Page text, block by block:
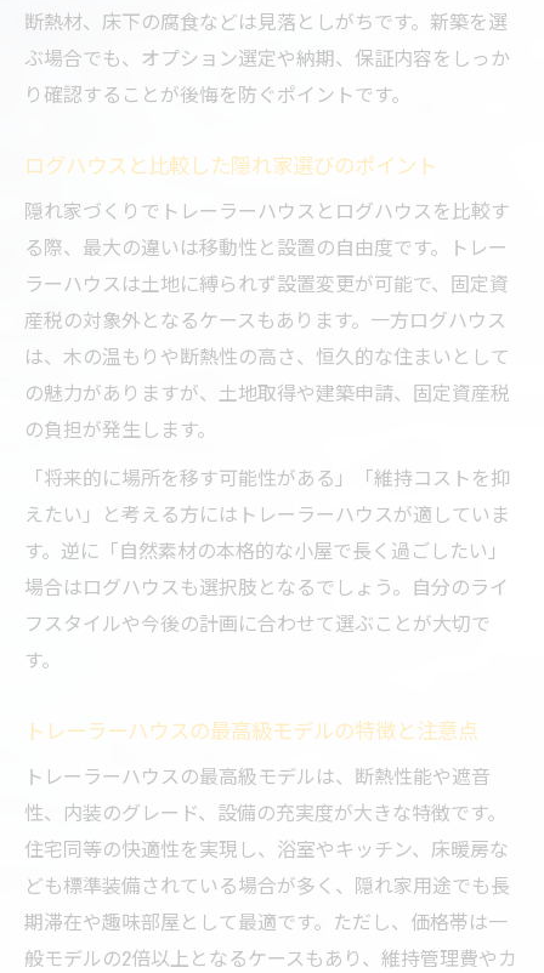
断熱材、床下の腐食などは見落としがちです。新築を選
ぶ場合でも、オプション選定や納期、保証内容をしっか
り確認することが後悔を防ぐポイントです。
ログハウスと比較した隠れ家選びのポイント
隠れ家づくりでトレーラーハウスとログハウスを比較す
る際、最大の違いは移動性と設置の自由度です。トレー
ラーハウスは土地に縛られず設置変更が可能で、固定資
産税の対象外となるケースもあります。一方ログハウス
は、木の温もりや断熱性の高さ、恒久的な住まいとして
の魅力がありますが、土地取得や建築申請、固定資産税
の負担が発生します。
「将来的に場所を移す可能性がある」「維持コストを抑
えたい」と考える方にはトレーラーハウスが適していま
す。逆に「自然素材の本格的な小屋で長く過ごしたい」
場合はログハウスも選択肢となるでしょう。自分のライ
フスタイルや今後の計画に合わせて選ぶことが大切で
す。
トレーラーハウスの最高級モデルの特徴と注意点
トレーラーハウスの最高級モデルは、断熱性能や遮音
性、内装のグレード、設備の充実度が大きな特徴です。
住宅同等の快適性を実現し、浴室やキッチン、床暖房な
ども標準装備されている場合が多く、隠れ家用途でも長
期滞在や趣味部屋として最適です。ただし、価格帯は一
般モデルの2倍以上となるケースもあり、維持管理費やカ